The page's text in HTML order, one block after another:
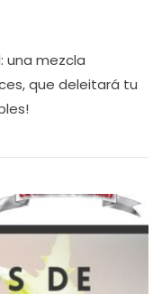
una mezcla
que deleitará tu